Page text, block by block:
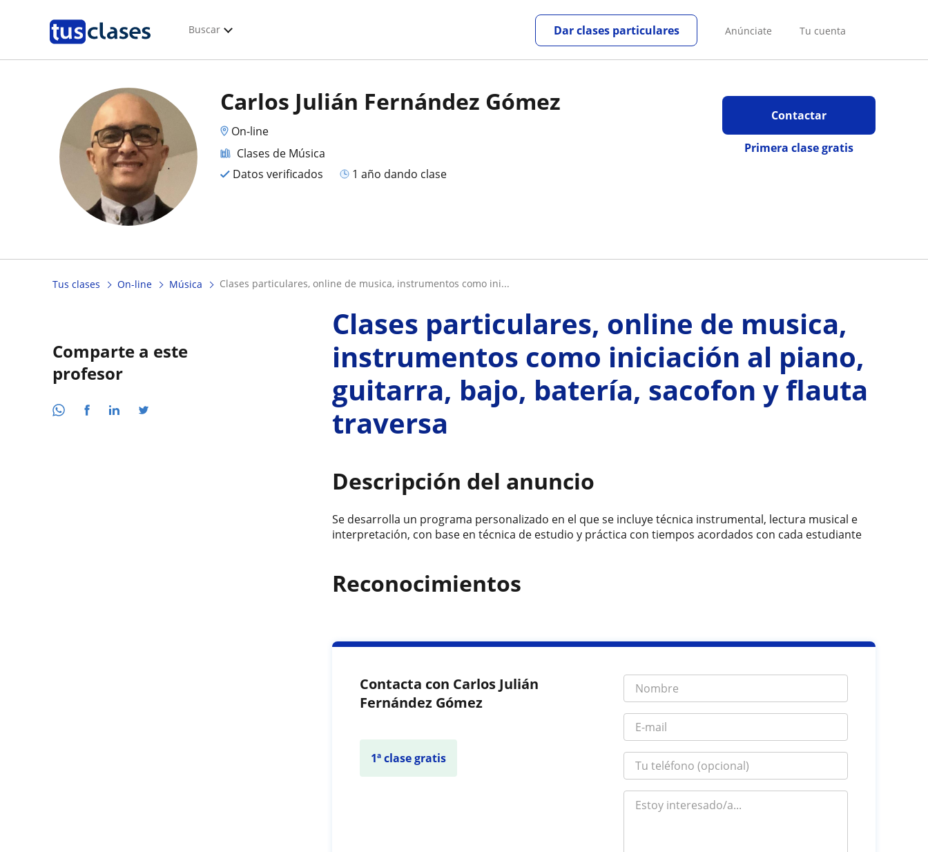
Buscar Anúnciate Tu cuenta
Dar clases particulares
Contactar
Primera clase gratis
Carlos Julián Fernández Gómez
On-line
Clases de Música
Datos verificados
1 año dando clase
Tus clases On-line Música clases particulares, online de musica, instrumentos como ini...
Comparte a este
profesor
Clases particulares, online de musica,
instrumentos como iniciación al piano,
guitarra, bajo, batería, sacofon y flauta
traversa
Descripción del anuncio
Se desarrolla un programa personalizado en el que se incluye técnica instrumental, lectura musical e
interpretación, con base en técnica de estudio y práctica con tiempos acordados con cada estudiante
Reconocimientos
Contacta con Carlos Julián
Fernández Gómez
1ª clase gratis